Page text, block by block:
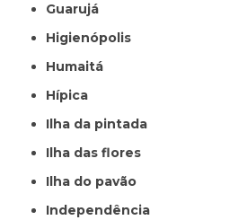
Guarujá
Higienópolis
Humaitá
Hípica
Ilha da pintada
Ilha das flores
Ilha do pavão
Independência